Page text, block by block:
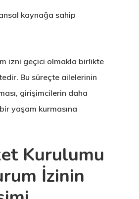
kaynağa sahip
izni geçici olmakla birlikte
Bu süreçte ailelerinin
girişimcilerin daha
yaşam kurmasına
Kurulumu
İzinin